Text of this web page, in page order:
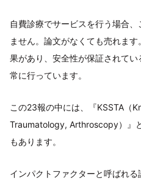
自費診療でサービスを行う場合
ません。論文がなくても売れま
果があり、安全性が保証されて
常に行っています。
この23報の中には、『KSSTA（
Traumatology, Arthroscopy）』
もあります。
インパクトファクターと呼ばれ